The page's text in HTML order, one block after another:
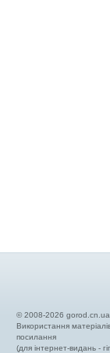
© 2008-2026 gorod.cn.ua
Використання
посилання
(для інтернет-видань -